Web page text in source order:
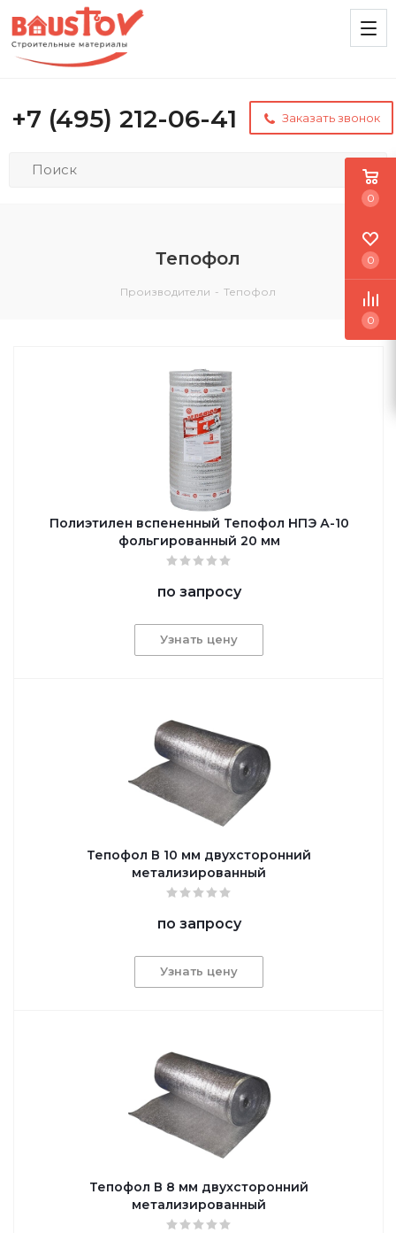
+7 (495) 212-06-41 Заказать звонок
Тепофол
Производители - Тепофол
Полиэтилен вспененный Тепофол НПЭ А-10
фольгированный 20 мм
по запросу
Узнать цену
Тепофол В 10 мм двухсторонний
метализированный
по запросу
Узнать цену
Тепофол В 8 мм двухсторонний
метализированный
0
0
0